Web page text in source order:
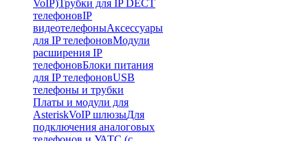
VoIP)Трубки для IP DECT
телефоновIP
видеотелефоныАксессуары
для IP телефоновМодули
расширения IP
телефоновБлоки питания
для IP телефоновUSB
телефоны и трубки
Платы и модули для
AsteriskVoIP шлюзыДля
подключения аналоговых